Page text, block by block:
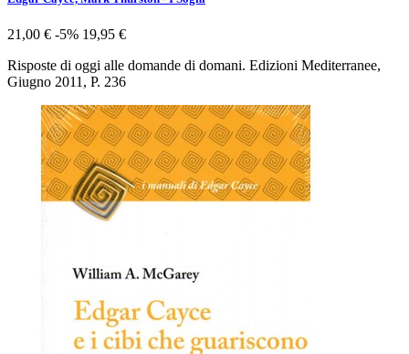
21,00 € -5% 19,95 €
Risposte di oggi alle domande di domani. Edizioni Mediterranee,
Giugno 2011, P. 236